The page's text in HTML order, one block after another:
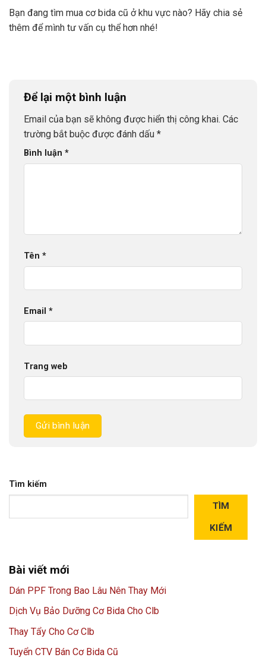
Bạn đang tìm mua cơ bida cũ ở khu vực nào? Hãy chia sẻ
thêm để mình tư vấn cụ thể hơn nhé!
Để lại một bình luận
Email của bạn sẽ không được hiển thị công khai. Các
trường bắt buộc được đánh dấu *
Bình luận *
Tên *
Email *
Trang web
Tìm kiếm
TÌM
KIẾM
Bài viết mới
Dán PPF Trong Bao Lâu Nên Thay Mới
Dịch Vụ Bảo Dưỡng Cơ Bida Cho Clb
Thay Tẩy Cho Cơ Clb
Tuyển CTV Bán Cơ Bida Cũ